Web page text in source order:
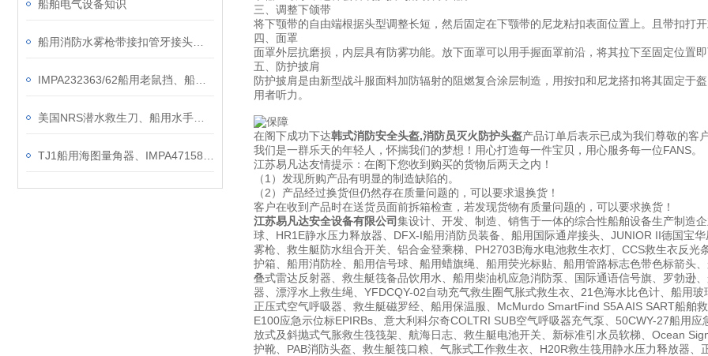
船舶电气设备知识
三、调整下颌带
将下颚带的自由端根据头型调整长短，然后固定在下颚带的尼龙粘扣表面位置上。且带扣打开
四、面罩
面罩外层抗磨损，内层具有防雾功能。放下面罩可以用手握面罩前沿，将其拉下至固定位置
五、防护披肩
防护披肩是由新型战斗服面料加防辐射的阻燃复合涂层制造，用按扣和尼龙搭扣将其固定于
用者听力。
在阁下成功下达韩式消防安全头盔,消防员灭火防护头盔产品订单后表示已成为我们尊敬的客户
我们是一群乐天的年轻人，怀揣我们的梦想！用心打造每一件宝贝，用心服务每一位FANS。
江苏易凡达友情提示：在阁下您收到购买的货物后两天之内！
（1）发现所购产品有明显的制造缺陷的。
（2）产品经过换货但仍然存在质量问题的，可以要求退换货！
客户在收到产品时在送货员面前拆箱检查，若发现货物有质量问题的，可以要求换货！
江苏易凡达安全设备有限公司集设计、开发、制造、销售于一体的综合性船舶设备生产制造
球、HR1E静水压力释放器、DFX-I船用消防员装备、船用国际通岸接头、JUNIOR II德国宝
雾枪、救生艇防水组合开关、铝合金登乘梯、PH2703B海水电池救生衣灯、CCS救生衣反
护箱、船用消防栓、船用信号球、船用蜡旗绳、船用荧光标贴、船用管路标志色带色标箭
叠式雷达反射器、救生艇筏备品饮用水、船用柴油机应急消防泵、国际通语信号旗、罗勃逊
器、漂浮水上救生绳、YFDCQY-02自动充气救生圈气胀式救生衣、21色海水比色计、船用
正压式空气呼吸器、救生艇磁罗经、船用保温服、McMurdo SmartFind S5A AIS SART船舶
E100应急示位标EPIRBs、意大利科尔奇COLTRI SUB空气呼吸器充气泵、50CWY-27船用
放式及斜抛式气胀救生筏筏架、航海日志、救生艇电池开关、新标准引水员软梯、Ocean
护靴、PAB消防头盔、救生艇筏口粮、气胀式工作救生衣、H20R救生筏用静水压力释放器